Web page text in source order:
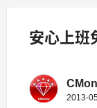
安心上班
2013-